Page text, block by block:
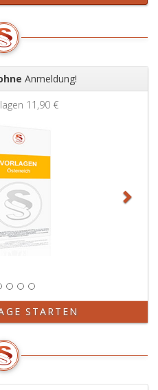
Anmeldung!
11,90 €
STARTEN